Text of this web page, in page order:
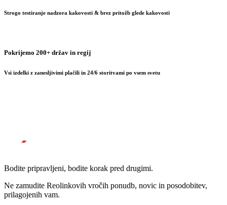
Strogo testiranje nadzora kakovosti & brez pritožb glede kakovosti
Pokrijemo 200+ držav in regij
Vsi izdelki z zanesljivimi plačili in 24/6 storitvami po vsem svetu
Bodite pripravljeni, bodite korak pred drugimi.
Ne zamudite Reolinkovih vročih ponudb, novic in posodobitev,
prilagojenih vam.